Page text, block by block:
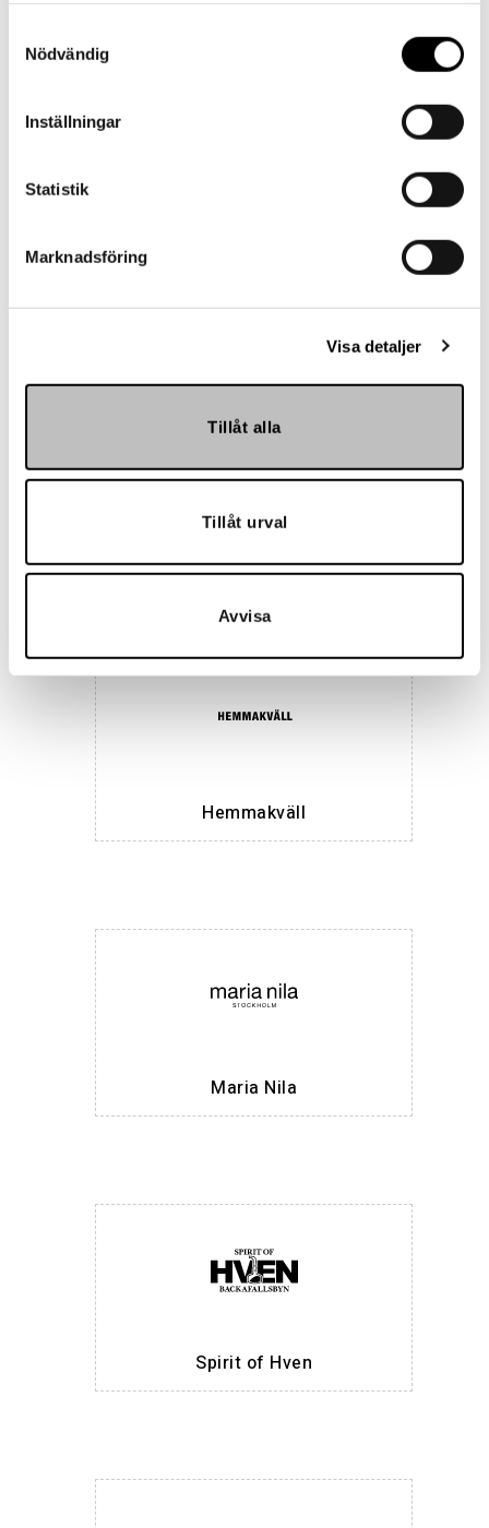
Nödvändig
Inställningar
Statistik
Marknadsföring
Visa detaljer
Tillåt alla
Tillåt urval
Avvisa
Vår kundtjänst är tillgänglig Mån – Fre: 07:30 –
Referenser
Hemmakväll
Maria Nila
Spirit of Hven